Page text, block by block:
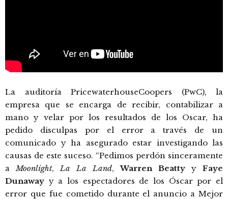
La auditoría PricewaterhouseCoopers (PwC), la
empresa que se encarga de recibir, contabilizar a
mano y velar por los resultados de los Oscar, ha
pedido disculpas por el error a través de un
comunicado y ha asegurado estar investigando las
causas de este suceso. “Pedimos perdón sinceramente
a Moonlight, La La Land,Warren Beatty y Faye
Dunaway y a los espectadores de los Óscar por el
error que fue cometido durante el anuncio a Mejor